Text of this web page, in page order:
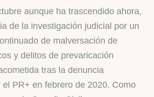
aunque ha trascendido ahora,
de la investigación judicial por un
de malversación de
y delitos de prevaricación
tras la denuncia
el PR+ en febrero de 2020. Como